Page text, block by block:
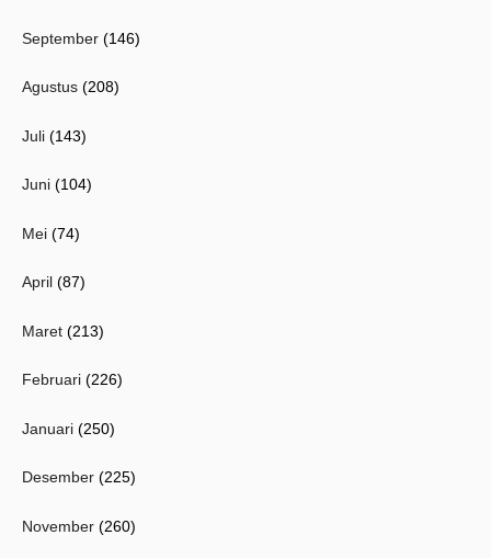
September (146)
Agustus (208)
Juli (143)
Juni (104)
Mei (74)
April (87)
Maret (213)
Februari (226)
Januari (250)
Desember (225)
November (260)